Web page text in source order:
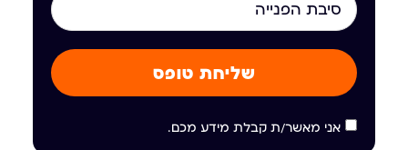
אני מאשר/ת קבלת מידע מכם.
שליחת טופס